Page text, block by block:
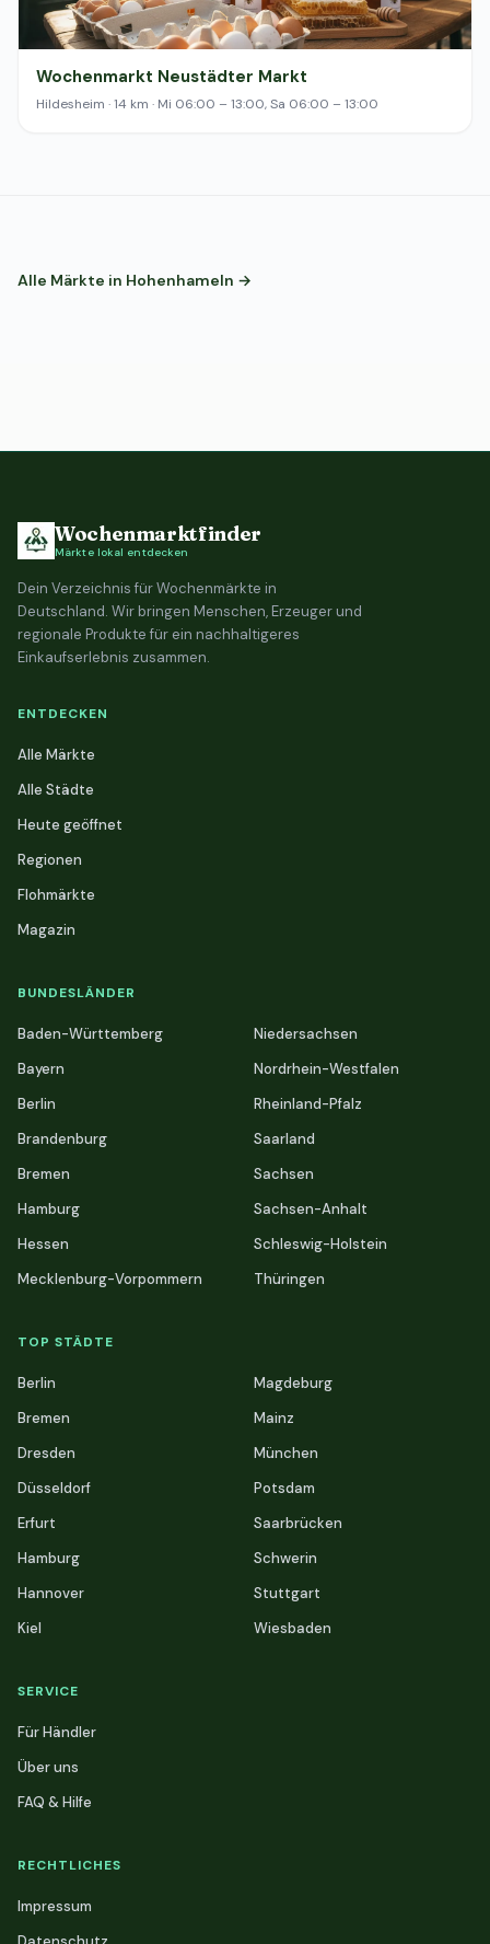
Wochenmarkt Neustädter Markt
Hildesheim · 14 km · Mi 06:00 – 13:00, Sa 06:00 – 13:00
Alle Märkte in Hohenhameln →
Wochenmarktfinder
Märkte lokal entdecken
Dein Verzeichnis für Wochenmärkte in
Deutschland. Wir bringen Menschen, Erzeuger und
regionale Produkte für ein nachhaltigeres
Einkaufserlebnis zusammen.
ENTDECKEN
Alle Märkte
Alle Städte
Heute geöffnet
Regionen
Flohmärkte
Magazin
BUNDESLÄNDER
Baden-Württemberg
Bayern
Berlin
Brandenburg
Bremen
Hamburg
Hessen
Mecklenburg-Vorpommern
Niedersachsen
Nordrhein-Westfalen
Rheinland-Pfalz
Saarland
Sachsen
Sachsen-Anhalt
Schleswig-Holstein
Thüringen
TOP STÄDTE
Berlin
Bremen
Dresden
Düsseldorf
Erfurt
Hamburg
Hannover
Kiel
Magdeburg
Mainz
München
Potsdam
Saarbrücken
Schwerin
Stuttgart
Wiesbaden
SERVICE
Für Händler
Über uns
FAQ & Hilfe
RECHTLICHES
Impressum